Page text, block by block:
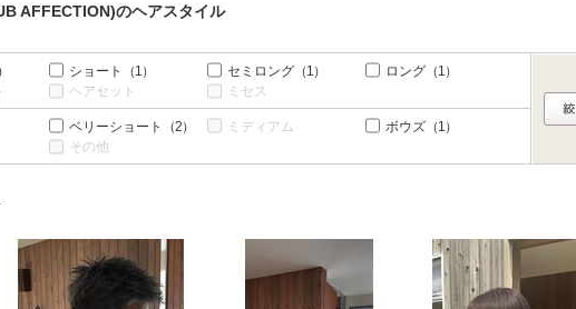
AFFECTION)のヘアスタイル
ショート （1） セミロング （1） ロング （1）
ヘアセット ミセス
ベリーショート （2） ミディアム ボウズ （1）
その他